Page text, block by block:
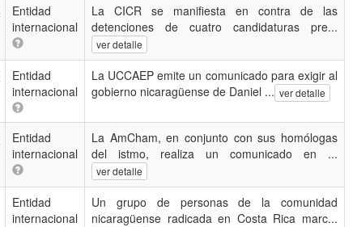
Entidad
internacional
La CICR se manifiesta en contra de las
detenciones de cuatro candidaturas pre...
ver detalle
Entidad
internacional
La UCCAEP emite un comunicado para exigir al
gobierno nicaragüense de Daniel ... ver detalle
Entidad
internacional
La AmCham, en conjunto con sus homólogas
del istmo, realiza un comunicado en ...
ver detalle
Entidad
internacional
Un grupo de personas de la comunidad
nicaragüense radicada en Costa Rica marc...